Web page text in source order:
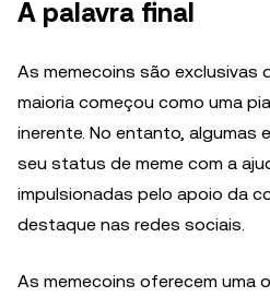
A palavra final
As memecoins são exclusivas
maioria começou como uma
inerente. No entanto, algumas
seu status de meme com a
impulsionadas pelo apoio da
destaque nas redes sociais.
As memecoins oferecem uma